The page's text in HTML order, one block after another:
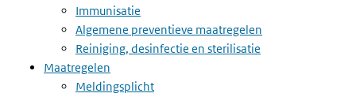
Immunisatie
Algemene preventieve maatregelen
Reiniging, desinfectie en sterilisatie
Maatregelen
Meldingsplicht